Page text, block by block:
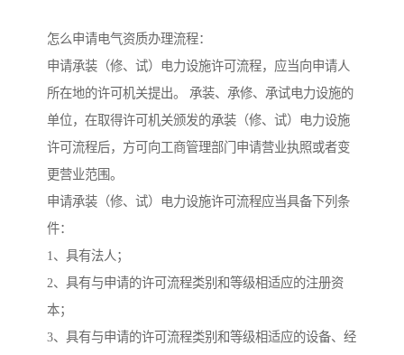
怎么申请电气资质办理流程：
申请承装（修、试）电力设施许可流程，应当向申请人
所在地的许可机关提出。 承装、承修、承试电力设施的
单位，在取得许可机关颁发的承装（修、试）电力设施
许可流程后，方可向工商管理部门申请营业执照或者变
更营业范围。
申请承装（修、试）电力设施许可流程应当具备下列条
件：
1、具有法人；
2、具有与申请的许可流程类别和等级相适应的注册资
本；
3、具有与申请的许可流程类别和等级相适应的设备、经